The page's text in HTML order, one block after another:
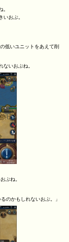
。
おぶ。
低いユニットをあえて削
いおぶね。
ぶね。
のかもしれないおぶ。」